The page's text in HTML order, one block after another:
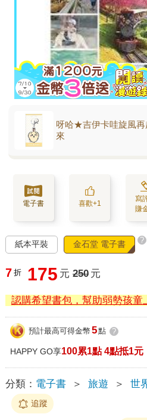
呀哈★吉伊卡哇旋風再
來
電子書 喜歡+1
寫
賺
紙本平裝 金石堂 電子書 ?
7 折 175 元 250 元
認購希望書包，幫助弱勢孩童
預計最高可得金幣 5點 ?
HAPPY GO享100累1點 4點抵1元
分類： 電子書 ＞ 旅遊 ＞ 世
追蹤